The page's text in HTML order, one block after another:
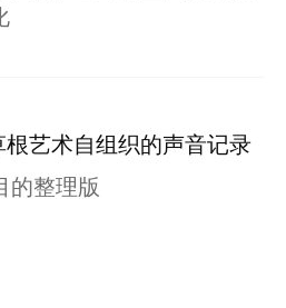
艺术自组织的声音记录
的整理版